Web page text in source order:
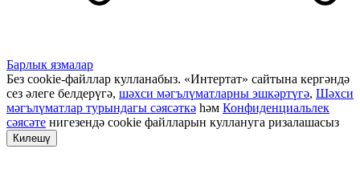
Барлык язмалар
Без cookie-файллар кулланабыз. «Интертат» сайтына кергәндә
сез әлеге белдерүгә, шәхси мәгълүматларны эшкәртүгә, Шәхси
мәгълүматлар турындагы сәясәткә һәм Конфиденциальлек
сәясәте нигезендә cookie файлларын куллануга ризалашасыз
Килешү